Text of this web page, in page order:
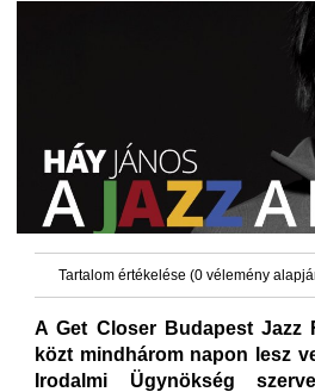
Tartalom értékelése (0 vélemény
A Get Closer Budapest Jazz
közt mindhárom napon lesz
Irodalmi Ügynökség